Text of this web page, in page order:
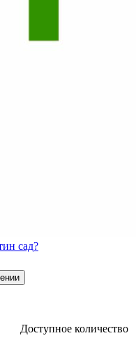
сад?
Доступное количество